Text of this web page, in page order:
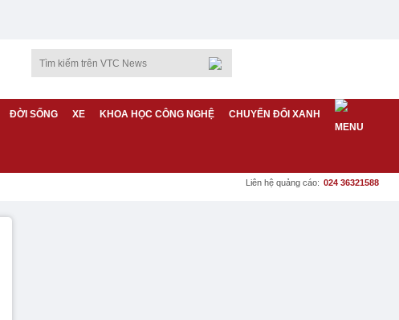
ĐỜI SỐNG XE KHOA HỌC CÔNG NGHỆ CHUYỂN ĐỔI XANH
Liên hệ quảng cáo: 024 36321588